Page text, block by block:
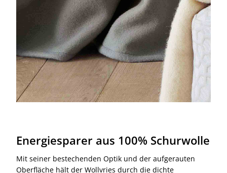
Energiesparer aus 100% Schurwolle
Mit seiner bestechenden Optik und der aufgerauten
Oberfläche hält der Wollvries durch die dichte